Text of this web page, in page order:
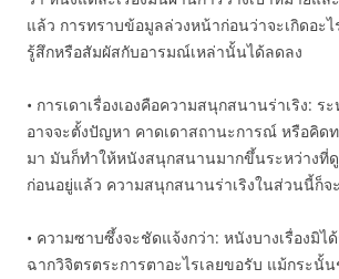
แล้ว การทราบข้อมูลล่วงหน้าก่อนว่าจะเกิดอะ
รู้สึกหรือสัมผัสกับอารมณ์เหล่านั้นได้ลดลง
• การเดาเรื่องเองคือความสนุกสนานร่าเริง: ร
อาจจะตั้งปัญหา คาดเดาสถานะการณ์ หรือคิด
มา มันก็ทำให้หนังสนุกสนานมากขึ้นระหว่างที่
ก่อนอยู่แล้ว ความสนุกสนานร่าเริงในส่วนนี้ก็จ
• ความซาบซึ้งจะชัดแจ้งกว่า: หนังบางเรื่องมิไ
ฉากวิจิตรตระการตาอะไรเลยขอรับ แม้กระนั้